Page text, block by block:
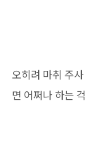
오히려 마취 주
면 어쩌나 하는